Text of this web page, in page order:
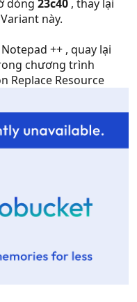
dòng 23c40 , thay lại
này.
++ , quay lại
chương trình
Replace Resource